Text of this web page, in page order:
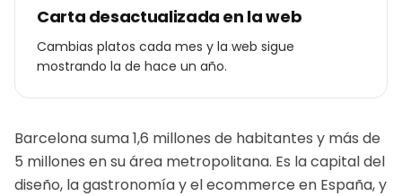
Carta desactualizada en la web
Cambias platos cada mes y la web sigue
mostrando la de hace un año.
Barcelona suma 1,6 millones de habitantes y más de
5 millones en su área metropolitana. Es la capital del
diseño, la gastronomía y el ecommerce en España, y